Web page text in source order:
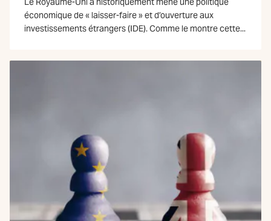
économique de « laisser-faire » et d’ouverture aux
investissements étrangers (IDE). Comme le montre cette...